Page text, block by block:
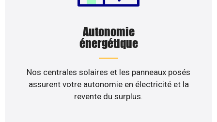
Autonomie
énergétique
Nos centrales solaires et les panneaux posés
assurent votre autonomie en électricité et la
revente du surplus.